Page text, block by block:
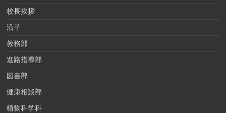
校長挨拶
沿革
教務部
進路指導部
図書部
健康相談部
植物科学科